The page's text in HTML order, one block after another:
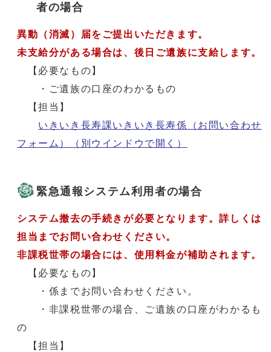
者の場合
異動（消滅）届をご提出いただきます。
未支給分がある場合は、後日ご遺族に支給します。
【必要なもの】
・ご遺族の口座のわかるもの
【担当】
いきいき長寿課いきいき長寿係（お問い合わせ
フォーム）
（別ウインドウで開く）
緊急通報システム利用者の場合
システム撤去の手続きが必要となります。詳しくは
担当までお問い合わせください。
非課税世帯の場合には、使用料金が補助されます。
【必要なもの】
・係までお問い合わせください。
・非課税世帯の場合、ご遺族の口座がわかるも
の
【担当】